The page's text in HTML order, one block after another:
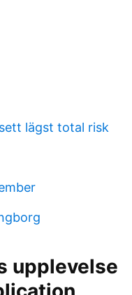
lägst total risk
upplevelse